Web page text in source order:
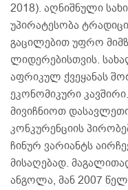
2018). აღნიშნული
უპირატესობა
გაცილებით უფრო
ლიდერებისთვის.
აფრიკულ ქვეყანას
ეკონომიკური
მივიჩნიოთ
კონკურენციის
ჩინურ ვარიანტს
მისაღებად.
ანგოლა, მან 2007